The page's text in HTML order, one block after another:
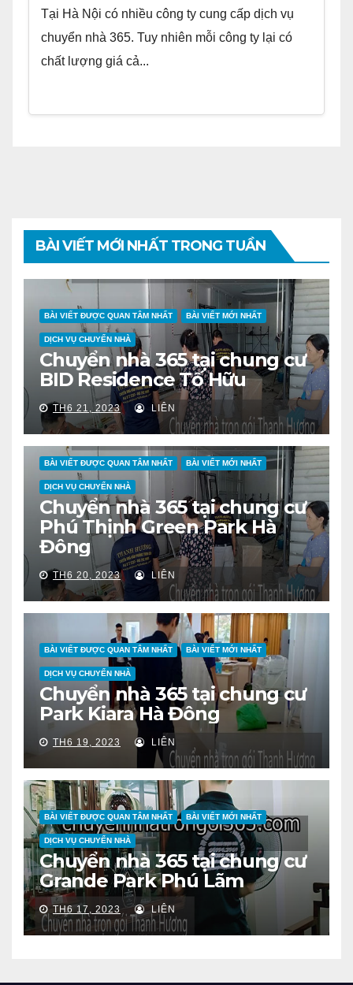
Tại Hà Nội có nhiều công ty cung cấp dịch vụ
chuyển nhà 365. Tuy nhiên mỗi công ty lại có
chất lượng giá cả...
BÀI VIẾT MỚI NHẤT TRONG TUẦN
BÀI VIẾT ĐƯỢC QUAN TÂM NHẤT BÀI VIẾT MỚI NHẤT
DỊCH VỤ CHUYỂN NHÀ
Chuyển nhà 365 tại chung cư
BID Residence Tố Hữu
TH6 21, 2023 LIÊN
BÀI VIẾT ĐƯỢC QUAN TÂM NHẤT BÀI VIẾT MỚI NHẤT
DỊCH VỤ CHUYỂN NHÀ
Chuyển nhà 365 tại chung cư
Phú Thịnh Green Park Hà
Đông
TH6 20, 2023 LIÊN
BÀI VIẾT ĐƯỢC QUAN TÂM NHẤT BÀI VIẾT MỚI NHẤT
DỊCH VỤ CHUYỂN NHÀ
Chuyển nhà 365 tại chung cư
Park Kiara Hà Đông
TH6 19, 2023 LIÊN
BÀI VIẾT ĐƯỢC QUAN TÂM NHẤT BÀI VIẾT MỚI NHẤT
DỊCH VỤ CHUYỂN NHÀ
Chuyển nhà 365 tại chung cư
Grande Park Phú Lãm
TH6 17, 2023 LIÊN